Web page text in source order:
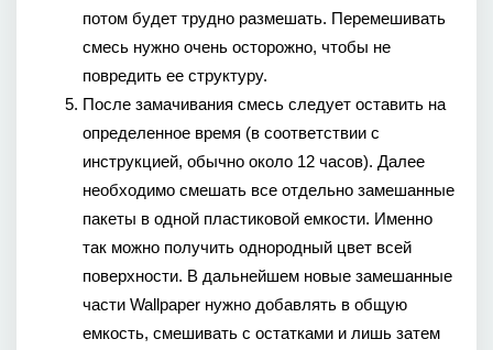
потом будет трудно размешать. Перемешивать
смесь нужно очень осторожно, чтобы не
повредить ее структуру.
После замачивания смесь следует оставить на
определенное время (в соответствии с
инструкцией, обычно около 12 часов). Далее
необходимо смешать все отдельно замешанные
пакеты в одной пластиковой емкости. Именно
так можно получить однородный цвет всей
поверхности. В дальнейшем новые замешанные
части Wallpaper нужно добавлять в общую
емкость, смешивать с остатками и лишь затем